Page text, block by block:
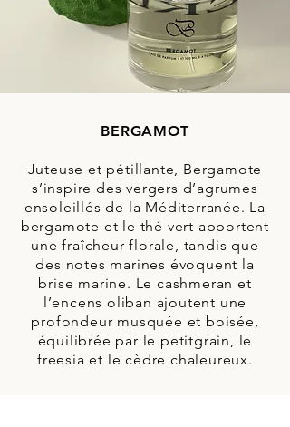
BERGAMOT
Juteuse et pétillante, Bergamote
s’inspire des vergers d’agrumes
ensoleillés de la Méditerranée. La
bergamote et le thé vert apportent
une fraîcheur florale, tandis que
des notes marines évoquent la
brise marine. Le cashmeran et
l’encens oliban ajoutent une
profondeur musquée et boisée,
équilibrée par le petitgrain, le
freesia et le cèdre chaleureux.